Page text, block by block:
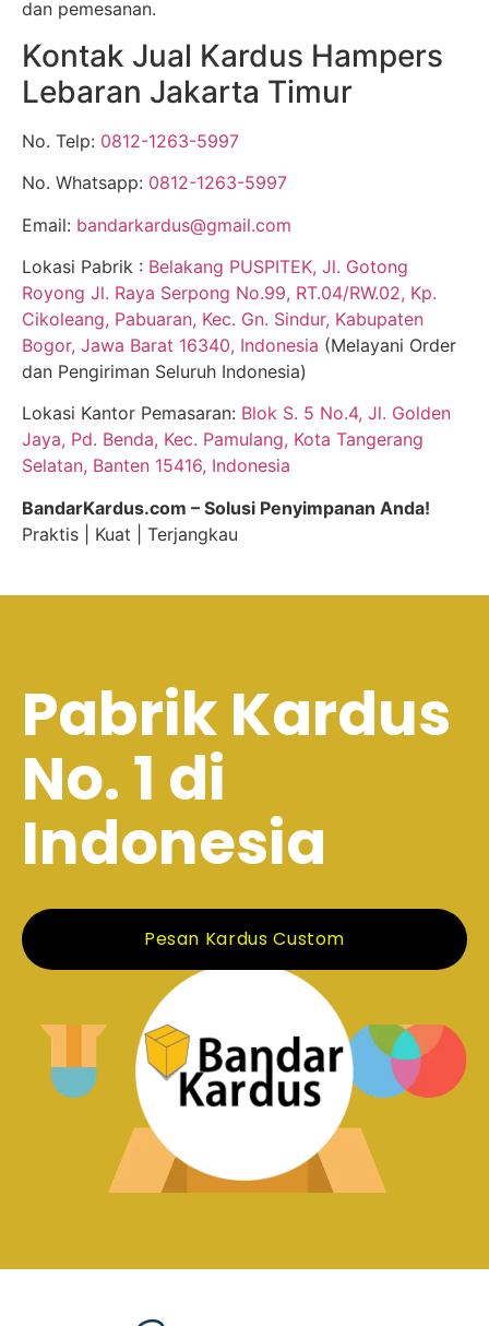
dan pemesanan.
Kontak Jual Kardus Hampers
Lebaran Jakarta Timur
No. Telp: 0812-1263-5997
No. Whatsapp: 0812-1263-5997
Email: bandarkardus@gmail.com
Lokasi Pabrik : Belakang PUSPITEK, Jl. Gotong
Royong Jl. Raya Serpong No.99, RT.04/RW.02, Kp.
Cikoleang, Pabuaran, Kec. Gn. Sindur, Kabupaten
Bogor, Jawa Barat 16340, Indonesia (Melayani Order
dan Pengiriman Seluruh Indonesia)
Lokasi Kantor Pemasaran: Blok S. 5 No.4, Jl. Golden
Jaya, Pd. Benda, Kec. Pamulang, Kota Tangerang
Selatan, Banten 15416, Indonesia
BandarKardus.com – Solusi Penyimpanan Anda!
Praktis | Kuat | Terjangkau
Pabrik Kardus
No. 1 di
Indonesia
Pesan Kardus Custom